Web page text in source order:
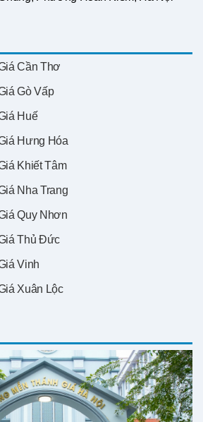
Cần Thơ
Gò Vấp
Huế
Hưng Hóa
Khiết Tâm
Nha Trang
Quy Nhơn
Thủ Đức
Vinh
Xuân Lộc